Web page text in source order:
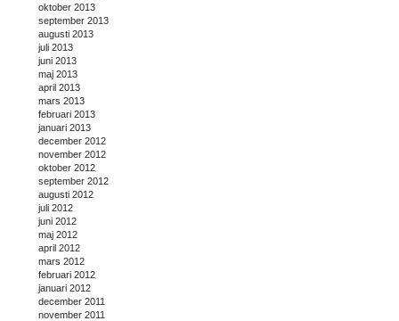
oktober 2013
september 2013
augusti 2013
juli 2013
juni 2013
maj 2013
april 2013
mars 2013
februari 2013
januari 2013
december 2012
november 2012
oktober 2012
september 2012
augusti 2012
juli 2012
juni 2012
maj 2012
april 2012
mars 2012
februari 2012
januari 2012
december 2011
november 2011